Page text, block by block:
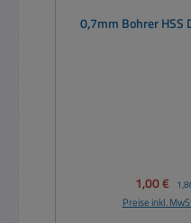
0,7mm Bohrer HSS
1,00 €
Preise inkl.